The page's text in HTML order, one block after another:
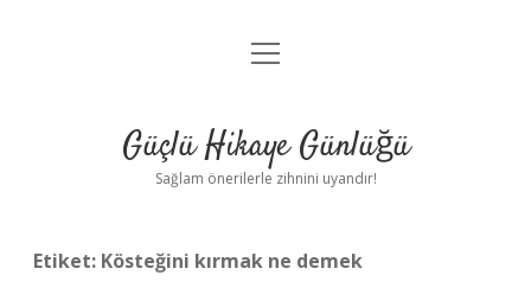
Anasayfa
Yasal Uyarı
menüyü
Güçlü Hikaye Günlüğü
Sağlam önerilerle zihnini uyandır!
Etiket: Kösteğini kırmak ne demek